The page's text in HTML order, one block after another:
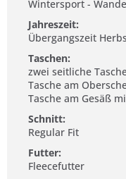
Wintersport -
Jahreszeit:
Übergangszeit
Taschen:
zwei seitliche
Tasche am
Tasche am Gesäß
Schnitt:
Regular Fit
Futter:
Fleecefutter